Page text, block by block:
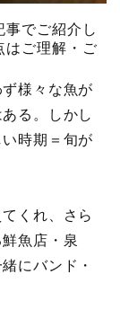
でご紹介し
はご理解・ご
様々な魚が
る。しかし
時期＝旬が
くれ、さら
魚店・泉
にバンド・